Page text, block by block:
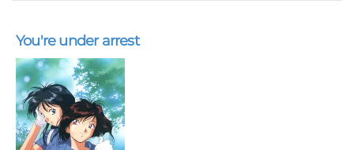
You're under arrest